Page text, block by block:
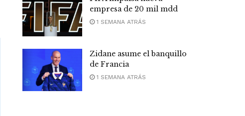
empresa de 20 mil mdd
1 SEMANA ATRÁS
Zidane asume el banquillo
de Francia
1 SEMANA ATRÁS